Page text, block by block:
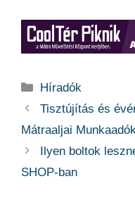
Kategória
Híradók
Tisztújítás és
Mátraaljai
Ilyen boltok
SHOP-ban